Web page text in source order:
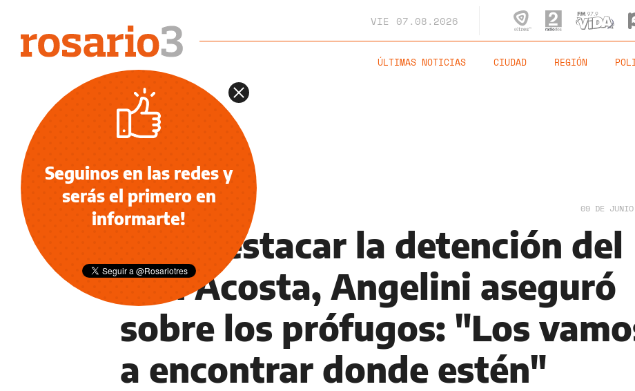
VIE 07.08.2026
ÚLTIMAS NOTICIAS CIUDAD REGIÓN
INFORMACIÓN GENERAL 09 DE
Tras destacar la detención del
Plin Acosta, Angelini aseguró
sobre los prófugos: "Los
a encontrar donde estén"
Seguinos en las redes y
serás el primero en
informarte!